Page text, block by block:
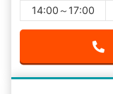
14:00～17:00